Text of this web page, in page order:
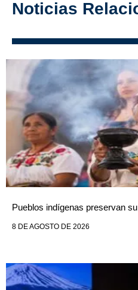
Noticias
Pueblos indígenas preservan
8 DE AGOSTO DE 2026